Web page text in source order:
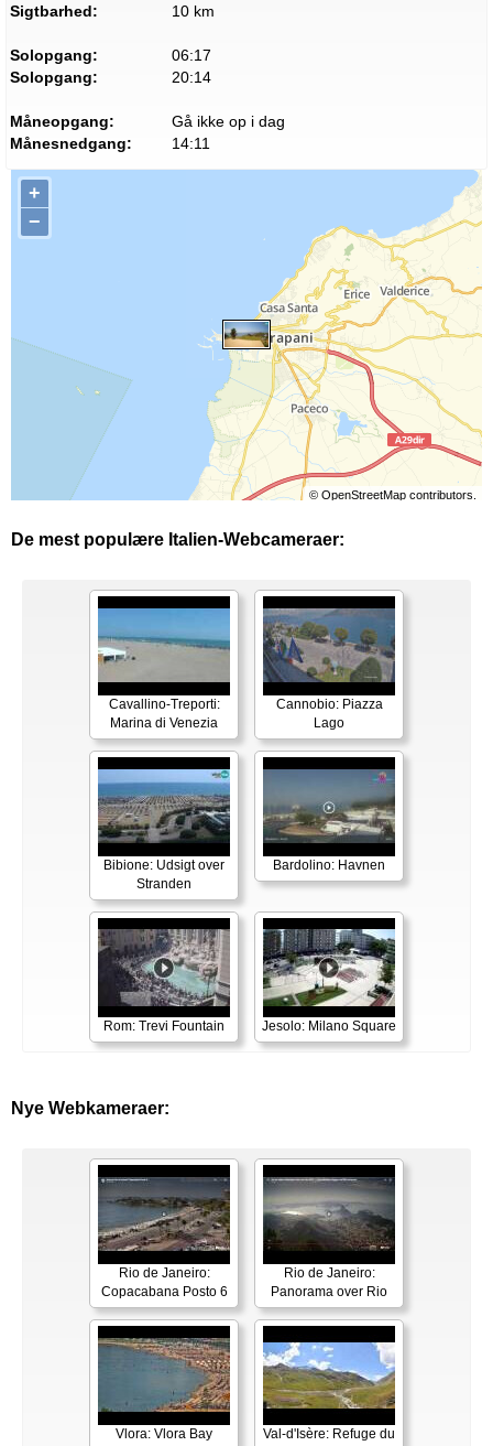
Sigtbarhed:
10 km
Solopgang:
06:17
Solopgang:
20:14
Måneopgang:
Gå ikke op i dag
Månesnedgang:
14:11
+
−
© OpenStreetMapcontributors.
De mest populære Italien-Webcameraer:
Cavallino-Treporti:
Marina di Venezia
Cannobio: Piazza
Lago
Bibione: Udsigt over
Stranden
Bardolino: Havnen
Rom: Trevi Fountain Jesolo: Milano Square
Nye Webkameraer:
Rio de Janeiro:
Copacabana Posto 6
Rio de Janeiro:
Panorama over Rio
Vlora: Vlora Bay
Val-d'Isère: Refuge du